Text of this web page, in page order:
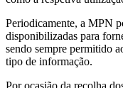
Periodicamente, a MPN
disponibilizadas para
sendo sempre permitido
tipo de informação.